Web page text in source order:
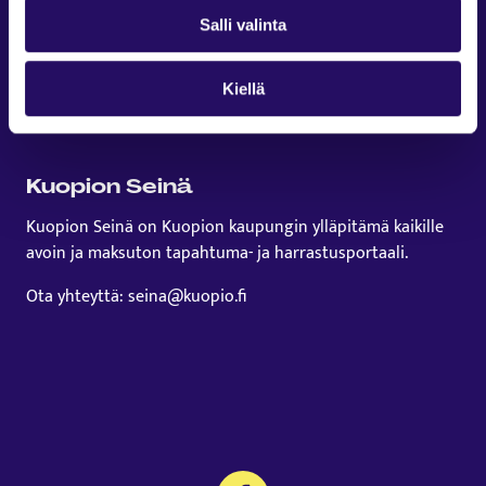
Salli valinta
Kiellä
Kuopion Seinä
Kuopion Seinä on Kuopion kaupungin ylläpitämä kaikille
avoin ja maksuton tapahtuma- ja harrastusportaali.
Ota yhteyttä: seina@kuopio.fi